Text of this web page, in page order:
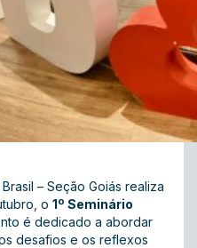
– Seção Goiás realiza
o 1º Seminário
é dedicado a abordar
os desafios e os reflexos